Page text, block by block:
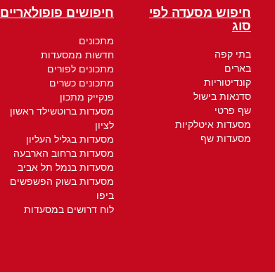
חיפוש מסעדה לפי
סוג
בתי קפה
בארים
קונדיטוריות
סדנאות בישול
שף פרטי
מסעדות איטלקיות
מסעדות שף
חיפושים פופולאריים
מתכונים
חדשות ממסעדות
מתכונים לפורים
מתכונים כשרים
פנקייק מתכון
מסעדות ברוטשילד ראשון
לציון
מסעדות בגליל העליון
מסעדות ברחוב הארבעה
מסעדות בנמל תל אביב
מסעדות בשוק הפשפשים
ביפו
לוח דרושים במסעדות